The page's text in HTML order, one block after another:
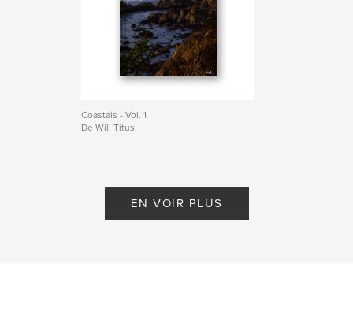
Coastals - Vol. 1
De Will Titus
EN VOIR PLUS